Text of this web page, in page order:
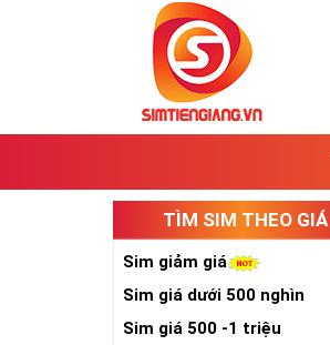
TÌM SIM THEO GIÁ
Sim giảm giá
Sim giá dưới 500 nghìn
Sim giá 500 -1 triệu